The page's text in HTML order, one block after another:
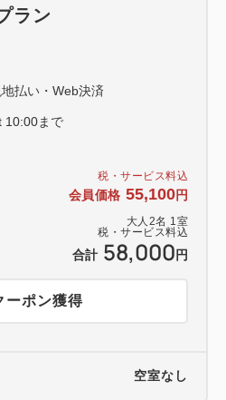
税・サービス料込
会員価格 55,100円
大人 2名 1室
税・サービス料込
合計 58,000 円
ラン
払い・Web決済
10:00まで
ーポン獲得
空室なし